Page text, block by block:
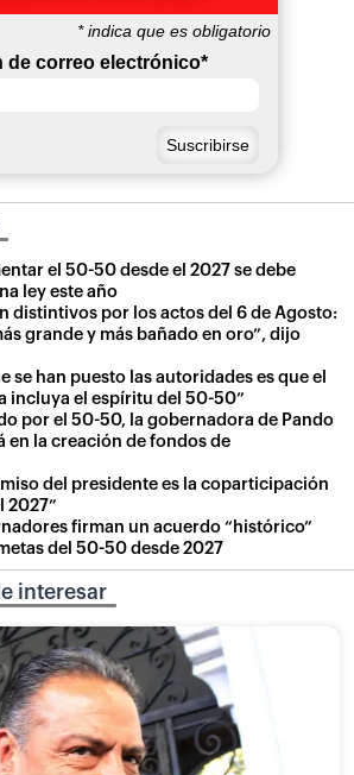
*indica que es obligatorio
de correo electrónico*
el 50-50 desde el 2027 se debe
ley este año
distintivos por los actos del 6 de Agosto:
grande y más bañado en oro”, dijo
se han puesto las autoridades es que el
incluya el espíritu del 50-50”
por el 50-50, la gobernadora de Pando
en la creación de fondos de
del presidente es la coparticipación
2027”
firman un acuerdo “histórico”
del 50-50 desde 2027
interesar